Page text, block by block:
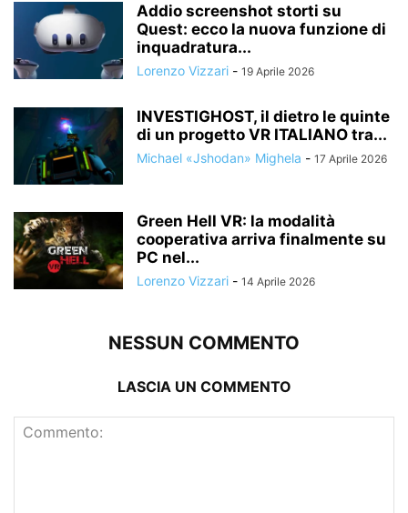
Addio screenshot storti su
Quest: ecco la nuova funzione di
inquadratura...
Lorenzo Vizzari - 19 Aprile 2026
INVESTIGHOST, il dietro le quinte
di un progetto VR ITALIANO tra...
Michael «Jshodan» Mighela - 17 Aprile 2026
Green Hell VR: la modalità
cooperativa arriva finalmente su
PC nel...
Lorenzo Vizzari - 14 Aprile 2026
NESSUN COMMENTO
LASCIA UN COMMENTO